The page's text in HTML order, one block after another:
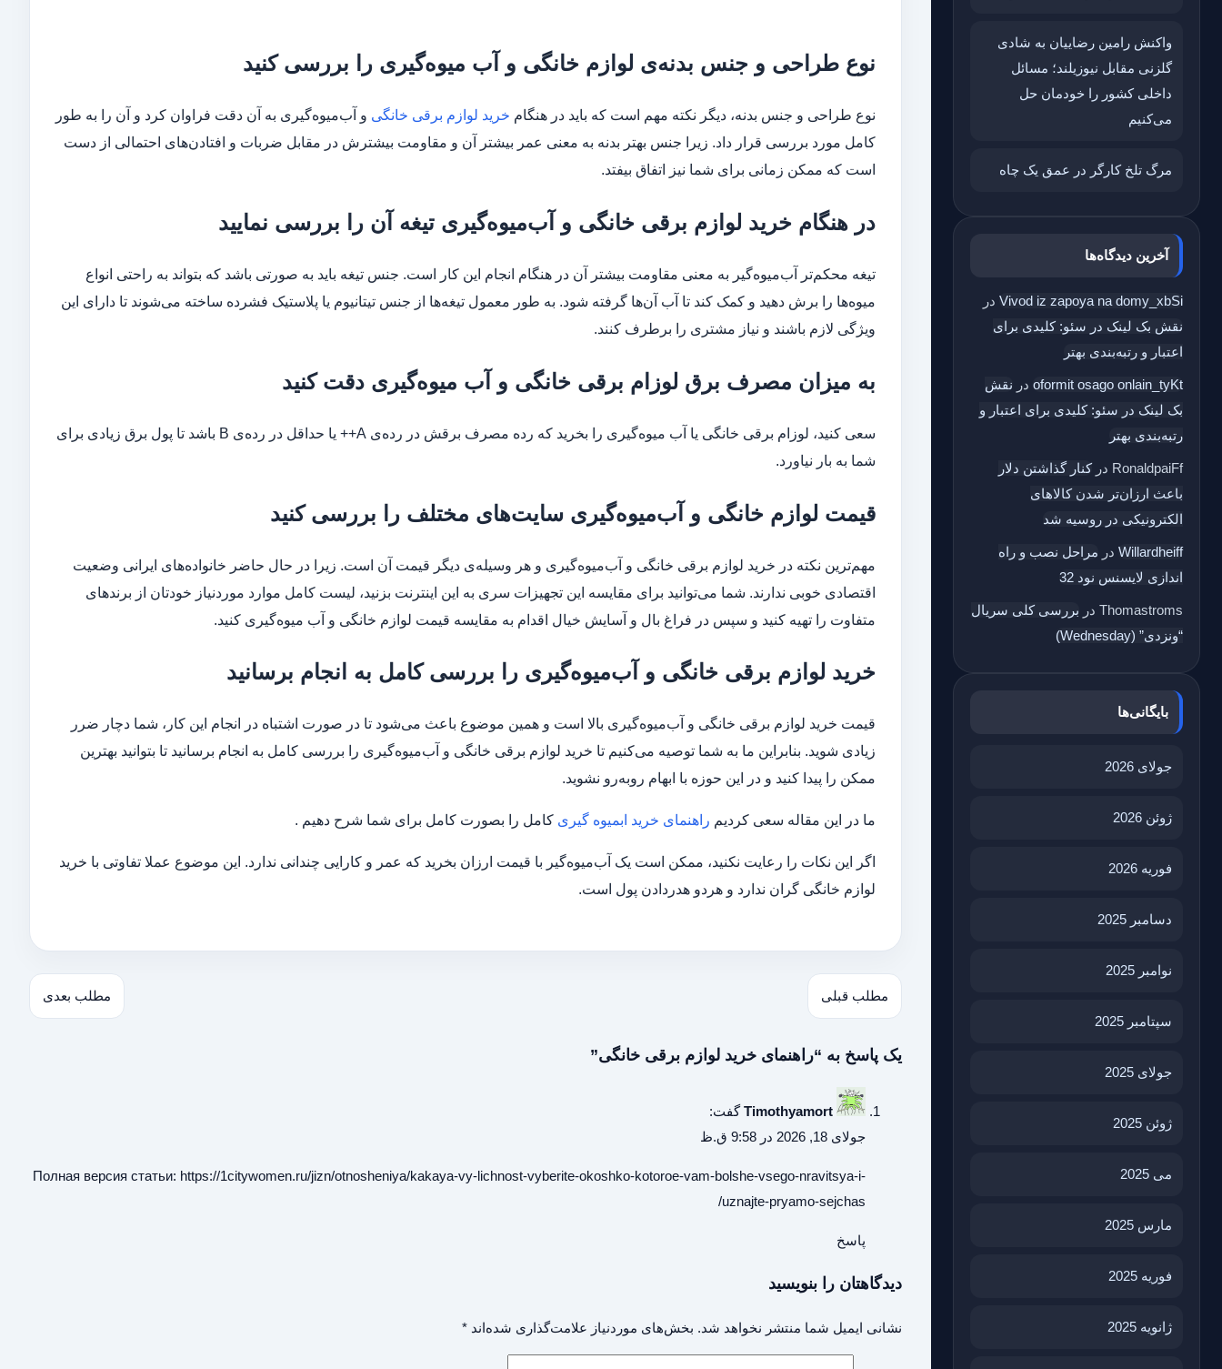
واکنش رامین رضاییان به شادی
گلزنی مقابل نیوزیلند؛ مسائل
داخلی کشور را خودمان حل
می‌کنیم
مرگ تلخ کارگر در عمق یک چاه
آخرین دیدگاه‌ها
Vivod iz zapoya na domy_xbSi در
نقش بک‌ لینک در سئو: کلیدی برای
اعتبار و رتبه‌بندی بهتر
oformit osago onlain_tyKt در نقش
بک‌ لینک در سئو: کلیدی برای اعتبار و
رتبه‌بندی بهتر
RonaldpaiFf درکنار گذاشتن دلار
باعث ارزان‌تر شدن کالاهای
الکترونیکی در روسیه شد
Willardheiff در مراحل نصب و راه
اندازی لایسنس نود 32
Thomastroms در بررسی کلی سریال
“ونزدی” (Wednesday)
بایگانی‌ها
جولای 2026
ژوئن 2026
فوریه 2026
دسامبر 2025
نوامبر 2025
سپتامبر 2025
جولای 2025
ژوئن 2025
می 2025
مارس 2025
فوریه 2025
ژانویه 2025
نوع طراحی و جنس بدنه‌ی لوازم خانگی و آب میوه‌گیری را بررسی کنید
نوع طراحی و جنس بدنه، دیگر نکته‎ مهم است که باید در هنگام خرید لوازم برقی خانگی و آب‌میوه‌گیری به آن دقت فراوان کرد و آن را به طور
کامل مورد بررسی قرار داد. زیرا جنس بهتر بدنه به معنی عمر بیشتر آن و مقاومت بیشترش در مقابل ضربات و افتادن‌های احتمالی از دست
است که ممکن زمانی برای شما نیز اتفاق بیفتد.
در هنگام خرید لوازم برقی خانگی و آب‌میوه‌گیری تیغه آن را بررسی نمایید
تیغه محکم‌تر آب‌میو‌ه‌‌گیر به معنی مقاومت بیشتر آن در هنگام انجام این کار است. جنس تیغه باید به صورتی باشد که بتواند به راحتی انواع
میوه‌ها را برش دهید و کمک کند تا آب آن‌ها گرفته شود. به طور معمول تیغه‌ها از جنس تیتانیوم یا پلاستیک فشرده ساخته می‌شوند تا دارای این
ویژگی لازم باشند و نیاز مشتری را برطرف کنند.
به میزان مصرف برق لوزام برقی خانگی و آب میوه‌گیری دقت کنید
سعی کنید، لوزام برقی خانگی یا آب میوه‌گیری را بخرید که رده مصرف برقش در رده‌ی A++ یا حداقل در رده‌ی B باشد تا پول برق زیادی برای
شما به بار نیاورد.
قیمت لوازم خانگی و آب‌میوه‌گیری سایت‌های مختلف را بررسی کنید
مهم‌ترین نکته در خرید لوازم برقی خانگی و آب‌میوه‌گیری و هر وسیله‌ی دیگر قیمت آن است. زیرا در حال حاضر خانواده‌های ایرانی وضعیت
اقتصادی خوبی ندارند. شما می‌توانید برای مقایسه این تجهیزات سری به این اینترنت بزنید، لیست کامل موارد موردنیاز خودتان از برندهای
متفاوت را تهیه کنید و سپس در فراغ بال و آسایش خیال اقدام به مقایسه قیمت لوازم خانگی و آب میوه‌گیری کنید.
خرید لوازم برقی خانگی و آب‌میوه‌گیری را بررسی کامل به انجام برسانید
قیمت خرید لوازم برقی خانگی و آب‌میوه‌گیری بالا است و همین موضوع باعث می‌شود تا در صورت اشتباه در انجام این کار، شما دچار ضرر
زیادی شوید. بنابراین ما به شما توصیه می‌کنیم تا خرید لوازم برقی خانگی و آب‌میوه‌گیری را بررسی کامل به انجام برسانید تا بتوانید بهترین
ممکن را پیدا کنید و در این حوزه با ابهام رو‌به‌رو نشوید.
ما در این مقاله سعی کردیم راهنمای خرید ابمیوه گیری کامل را بصورت کامل برای شما شرح دهیم .
اگر این نکات را رعایت نکنید، ممکن است یک آب‌میوه‌گیر با قیمت ارزان بخرید که عمر و کارایی چندانی ندارد. این موضوع عملا تفاوتی با خرید
لوازم خانگی گران ندارد و هردو هدر‌دادن پول است.
مطلب قبلی مطلب بعدی
یک پاسخ به “راهنمای خرید لوازم برقی خانگی”
Timothyamort گفت:
جولای 18, 2026 در 9:58 ق.ظ
Полная версия статьи: https://1citywomen.ru/jizn/otnosheniya/kakaya-vy-lichnost-vyberite-okoshko-kotoroe-vam-bolshe-vsego-nravitsya-i-
uznajte-pryamo-sejchas/
پاسخ
دیدگاهتان را بنویسید
نشانی ایمیل شما منتشر نخواهد شد. بخش‌های موردنیاز علامت‌گذاری شده‌اند *